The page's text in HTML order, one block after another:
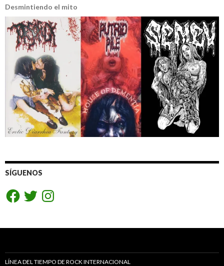
Desmintiendo el mito
SÍGUENOS
FacebookTwitterInstagram
LÍNEA DEL TIEMPO DE ROCK INTERNACIONAL